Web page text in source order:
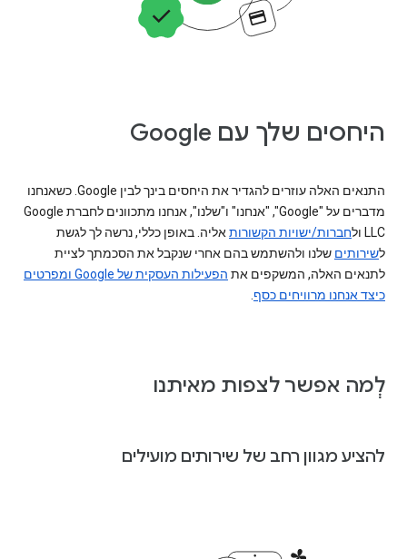
היחסים שלך עם Google
התנאים האלה עוזרים להגדיר את היחסים בינך לבין Google. כשאנחנו
מדברים על "Google", "אנחנו" ו"שלנו", אנחנו מתכוונים לחברת Google
LLC ול
חברות/ישויות הקשורות אליה. באופן כללי, נרשה לך לגשת
לשירותים שלנו ולהשתמש בהם אחרי שנקבל את הסכמתך לציית
לתנאים האלה, המשקפים את
הפעילות העסקית של Google ומפרטים
כיצד אנחנו מרוויחים כסף
לְמה אפשר לצפות מאיתנו
להציע מגוון רחב של שירותים מועילים